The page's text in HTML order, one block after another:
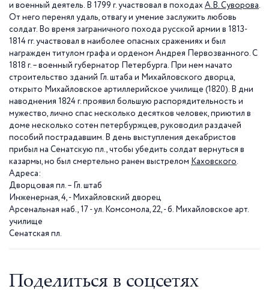
и военный деятель. В 1799 г. участвовал в походах А.В. Суворова.
От него перенял удаль, отвагу и умение заслужить любовь
солдат. Во время заграничного похода русской армии в 1813-
1814 гг. участвовал в наиболее опасных сражениях и был
награжден титулом графа и орденом Андрея Первозванного. С
1818 г. – военный губернатор Петербурга. При нем начато
строительство зданий Гл. штаба и Михайловского дворца,
открыто Михайловское артиллерийское училище (1820). В дни
наводнения 1824 г. проявил большую распорядительность и
мужество, лично спас несколько десятков человек, приютил в
доме несколько сотен петербуржцев, руководил раздачей
пособий пострадавшим. В день выступления декабристов
прибыл на Сенатскую пл., чтобы убедить солдат вернуться в
казармы, но был смертельно ранен выстрелом Каховского.
Адреса:
Дворцовая пл. – Гл. штаб
Инженерная, 4, - Михайловский дворец
Арсенальная наб., 17 - ул. Комсомола, 22, - б. Михайловское арт.
училище
Сенатская пл.
Поделиться в соцсетях